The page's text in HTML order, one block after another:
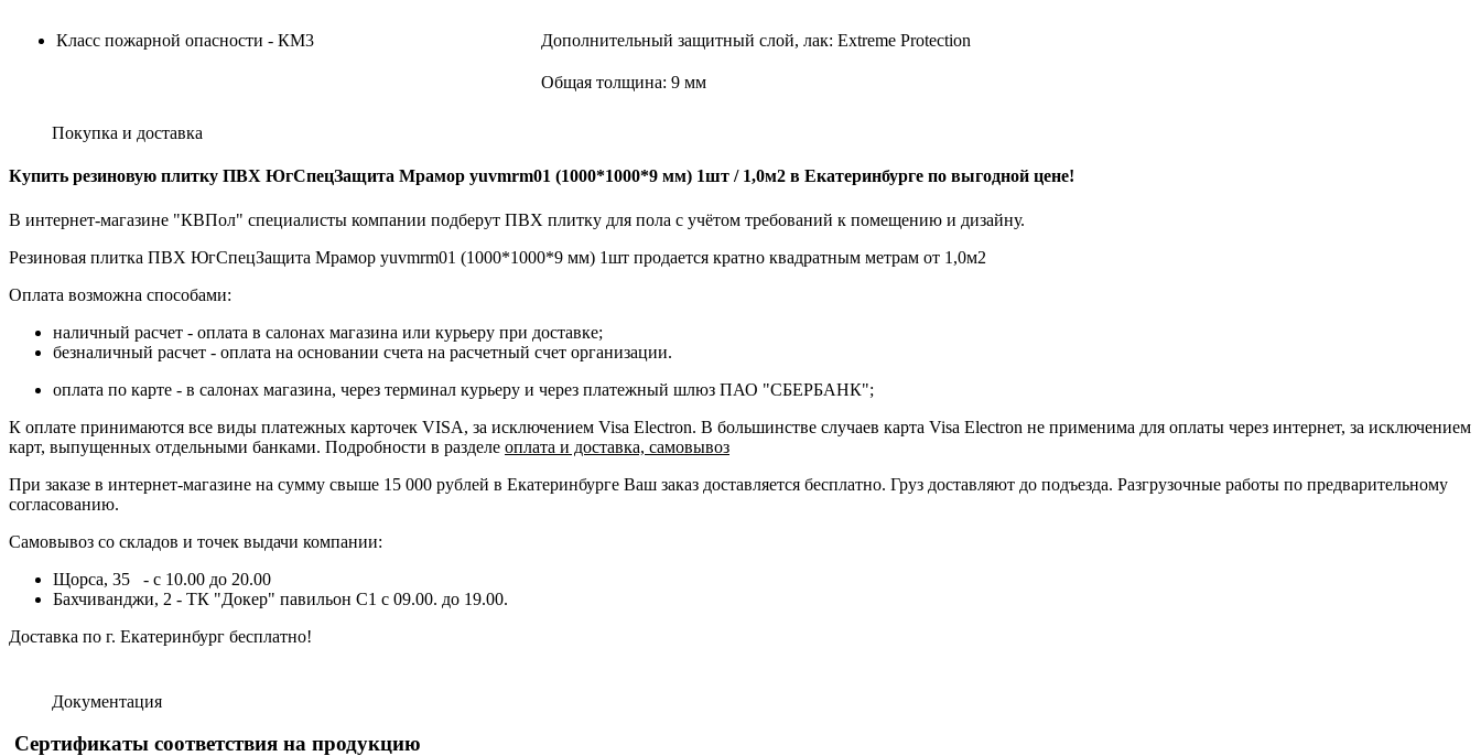
Класс пожарной опасности - КМ3 Дополнительный защитный слой, лак: Extreme Protection
Общая толщина: 9 мм
Покупка и доставка
Купить резиновую плитку ПВХ ЮгСпецЗащита Мрамор yuvmrm01 (1000*1000*9 мм) 1шт / 1,0м2 в Екатеринбурге по выгодной цене!
В интернет-магазине "КВПол" специалисты компании подберут ПВХ плитку для пола с учётом требований к помещению и дизайну.
Резиновая плитка ПВХ ЮгСпецЗащита Мрамор yuvmrm01 (1000*1000*9 мм) 1шт продается кратно квадратным метрам от 1,0м2
Оплата возможна способами:
наличный расчет - оплата в салонах магазина или курьеру при доставке;
безналичный расчет - оплата на основании счета на расчетный счет организации.
оплата по карте - в салонах магазина, через терминал курьеру и через платежный шлюз ПАО "СБЕРБАНК";
К оплате принимаются все виды платежных карточек VISA, за исключением Visa Electron. В большинстве случаев карта Visa Electron не применима для оплаты через интернет, за исключением
карт, выпущенных отдельными банками. Подробности в разделе оплата и доставка, самовывоз
При заказе в интернет-магазине на сумму свыше 15 000 рублей в Екатеринбурге Ваш заказ доставляется бесплатно. Груз доставляют до подъезда. Разгрузочные работы по предварительному
согласованию.
Самовывоз со складов и точек выдачи компании:
Щорса, 35 - с 10.00 до 20.00
Бахчиванджи, 2 - ТК "Докер" павильон С1 с 09.00. до 19.00.
Доставка по г. Екатеринбург бесплатно!
Документация
Сертификаты соответствия на продукцию